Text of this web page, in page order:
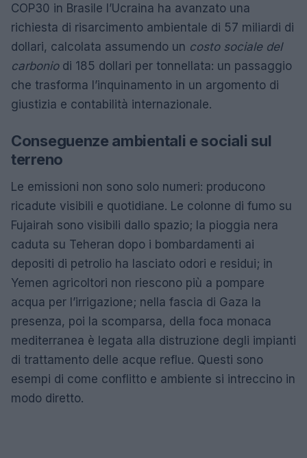
COP30 in Brasile l’Ucraina ha avanzato una
richiesta di risarcimento ambientale di 57 miliardi di
dollari, calcolata assumendo un costo sociale del
carboniodi 185 dollari per tonnellata: un passaggio
che trasforma l’inquinamento in un argomento di
giustizia e contabilità internazionale.
Conseguenze ambientali e sociali sul
terreno
Le emissioni non sono solo numeri: producono
ricadute visibili e quotidiane. Le colonne di fumo su
Fujairah sono visibili dallo spazio; la pioggia nera
caduta su Teheran dopo i bombardamenti ai
depositi di petrolio ha lasciato odori e residui; in
Yemen agricoltori non riescono più a pompare
acqua per l’irrigazione; nella fascia di Gaza la
presenza, poi la scomparsa, della foca monaca
mediterranea è legata alla distruzione degli impianti
di trattamento delle acque reflue. Questi sono
esempi di come conflitto e ambiente si intreccino in
modo diretto.